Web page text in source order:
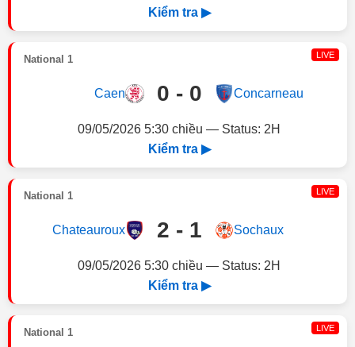
Kiểm tra ▶
National 1 LIVE
Caen 0 - 0 Concarneau
09/05/2026 5:30 chiều — Status: 2H
Kiểm tra ▶
National 1 LIVE
Chateauroux 2 - 1 Sochaux
09/05/2026 5:30 chiều — Status: 2H
Kiểm tra ▶
National 1 LIVE